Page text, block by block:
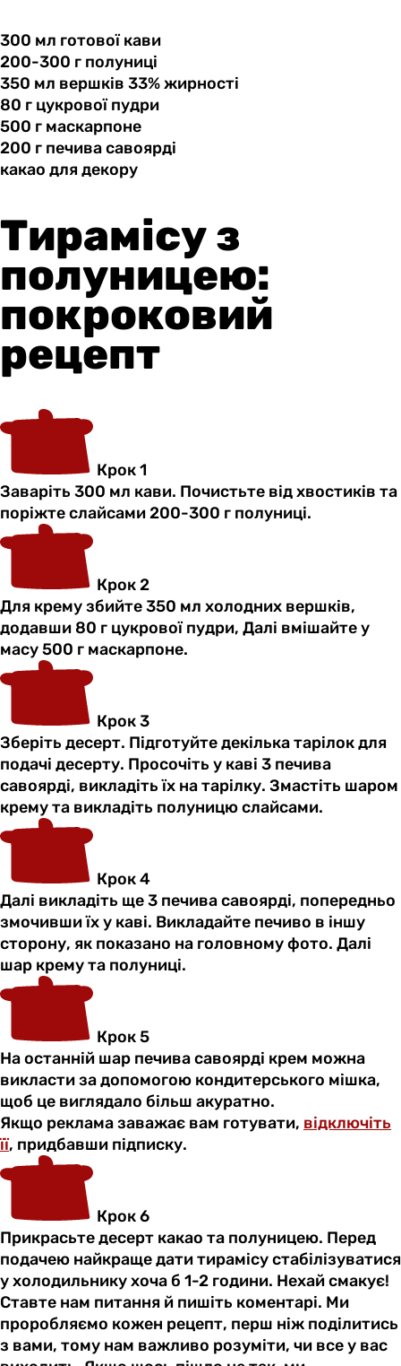
300 мл готовоїкави
200-300 г полуниці
350 мл вершків 33% жирності
80 г цукровоїпудри
500 г маскарпоне
200 г печивасавоярді
какао длядекору
Тирамісу з
полуницею:
покроковий
рецепт
Крок 1
Заваріть 300 мл кави. Почистьте від хвостиків та
поріжте слайсами 200-300 г полуниці.
Крок 2
Для крему збийте 350 мл холодних вершків,
додавши 80 г цукрової пудри, Далі вмішайте у
масу 500 г маскарпоне.
Крок 3
Зберіть десерт. Підготуйте декілька тарілок для
подачі десерту. Просочіть у каві 3 печива
савоярді, викладіть їх на тарілку. Змастіть шаром
крему та викладіть полуницю слайсами.
Крок 4
Далі викладіть ще 3 печива савоярді, попередньо
змочивши їх у каві. Викладайте печиво в іншу
сторону, як показано на головному фото. Далі
шар крему та полуниці.
Крок 5
На останній шар печива савоярді крем можна
викласти за допомогою кондитерського мішка,
щоб це виглядало більш акуратно.
Якщо реклама заважає вам готувати, відключіть
її, придбавши підписку.
Крок 6
Прикрасьте десерт какао та полуницею. Перед
подачею найкраще дати тирамісу стабілізуватися
у холодильнику хоча б 1-2 години. Нехай смакує!
Ставте нам питання й пишіть коментарі. Ми
проробляємо кожен рецепт, перш ніж поділитись
з вами, тому нам важливо розуміти, чи все у вас